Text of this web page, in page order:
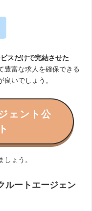
スだけで完結させた
豊富な求人を確保できる
良いでしょう。
ェント公
ょう。
ルートエージェン